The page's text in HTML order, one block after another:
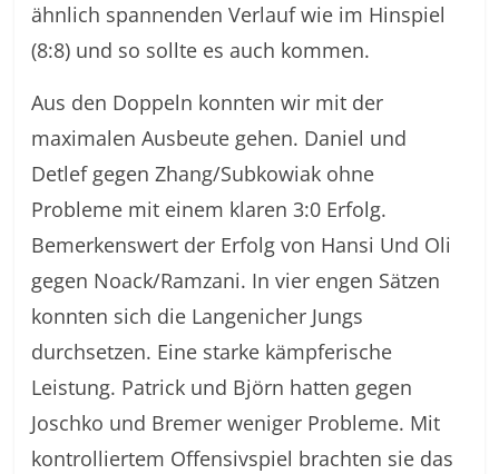
ähnlich spannenden Verlauf wie im Hinspiel
(8:8) und so sollte es auch kommen.
Aus den Doppeln konnten wir mit der
maximalen Ausbeute gehen. Daniel und
Detlef gegen Zhang/Subkowiak ohne
Probleme mit einem klaren 3:0 Erfolg.
Bemerkenswert der Erfolg von Hansi Und Oli
gegen Noack/Ramzani. In vier engen Sätzen
konnten sich die Langenicher Jungs
durchsetzen. Eine starke kämpferische
Leistung. Patrick und Björn hatten gegen
Joschko und Bremer weniger Probleme. Mit
kontrolliertem Offensivspiel brachten sie das